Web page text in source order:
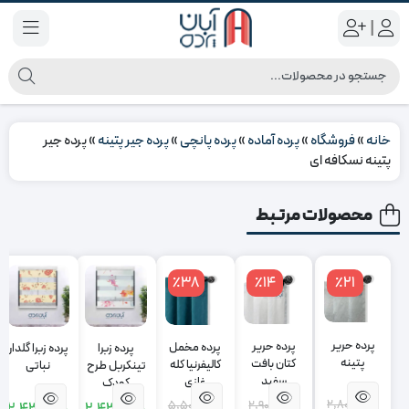
|
خانه»فروشگاه»پرده آماده»پرده پانچی»پرده جیر پتینه»پرده جیر
پتینه نسکافه ای
محصولات مرتبط
٪21
پرده حریر
پتینه
٪14
پرده حریر
کتان بافت
سفید
٪38
پرده مخمل
کالیفرنیا کله
غازی
پرده زبرا
تینکربل طرح
کودک
پرده زبرا گلدار
نباتی